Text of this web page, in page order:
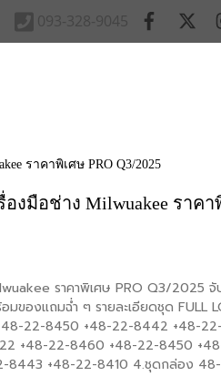
093-328-9045
ราคาพิเศษ PRO Q3/2025
งมือช่าง Milwuakee ราคา
ราคาพิเศษ PRO Q3/2025 จั
องแถมฉ่ำ ๆ รายละเอียดชุด FULL
48-22-8450 +48-22-8442 +48-
+48-22-8460 +48-22-8450
+48-22-8410 4.ชุดกล่อง